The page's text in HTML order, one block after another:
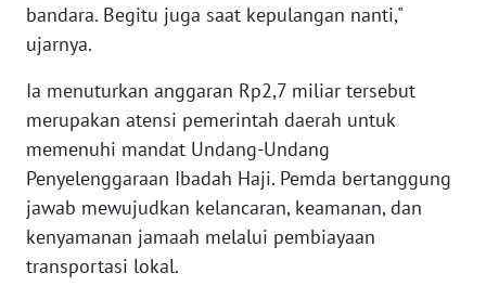
bandara. Begitu juga saat kepulangan nanti,"
ujarnya.
Ia menuturkan anggaran Rp2,7 miliar tersebut
merupakan atensi pemerintah daerah untuk
memenuhi mandat Undang-Undang
Penyelenggaraan Ibadah Haji. Pemda bertanggung
jawab mewujudkan kelancaran, keamanan, dan
kenyamanan jamaah melalui pembiayaan
transportasi lokal.
WN
SULTRA
WN
NTB
WN
SULTENG
WN
SULBAR